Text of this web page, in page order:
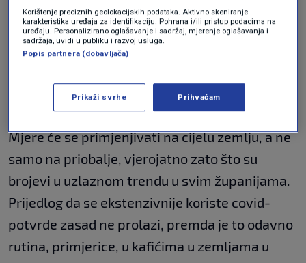
Jutarnji list doznaje da bi Stožer mogao uvesti i
neke nove mjere, a to bi prije svega značilo
okupljanja s brojnim sudionicima do daljnjega.
Mjere će se primjenjivati na cijelu zemlju, a ne
samo na priobalje, vjerojatno zato što su
brojevi u uzlaznom trendu u svim županijama.
Prijedlog da se ekstenzivnije koriste covid-
potvrde zasad ne prolazi, premda je to odavno
rutina, primjerice, u kafićima u zemljama u
Korištenje preciznih geolokacijskih podataka. Aktivno skeniranje
karakteristika uređaja za identifikaciju. Pohrana i/ili pristup podacima na
uređaju. Personalizirano oglašavanje i sadržaj, mjerenje oglašavanja i
sadržaja, uvidi u publiku i razvoj usluga.
Popis partnera (dobavljača)
Prikaži svrhe Prihvaćam